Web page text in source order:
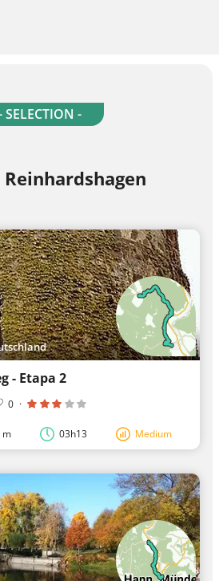
SELECTION -
Reinhardshagen
- Etapa 2
0 ·
m 03h13 Medium